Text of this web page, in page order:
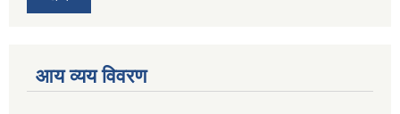
आय व्यय विवरण